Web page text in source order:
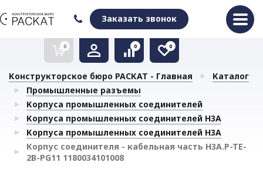
Заказать звонок
0
Очистить список сравнения
0
Очистить избранное
0
Конструкторское бюро РАСКАТ - Главная
Каталог
Промышленные разъемы
Корпуса промышленных соединителей
Корпуса промышленных соединителей H3A
Корпуса промышленных соединителей H3A
Корпус соединителя - кабельная часть H3A.P-TE-
2B-PG11 1180034101008